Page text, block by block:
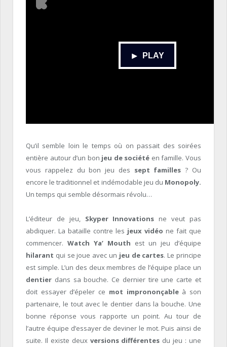
Qu’il semble loin le temps où on passait des soirées
entière autour d’un bon jeu de société en famille. Vous
vous rappelez du bon jeu des sept familles ? Ou
encore le traditionnel et indémodable jeu du Monopoly.
Un temps qui semble désormais révolu…
L’éditeur de jeu,Skyper Innovations ne veut pas
abdiquer. La bataille contre les jeux vidéo ne fait que
commencer. Watch Ya’ Mouth est un jeu d’équipe
hilarant qui se joue avec un jeu de cartes. Le principe
est simple. L’un des deux membres de l’équipe place un
dentier dans sa bouche. Ce dernier tire une carte et
doit essayer d’épeler ce mot imprononçableà son
partenaire, le tout avec le dentier dans la bouche. Une
bonne réponse vous rapporte un point. Au tour de
l’autre équipe d’essayer de deviner le mot. Puis ainsi de
suite. Il existe deux versions différentes du jeu : une